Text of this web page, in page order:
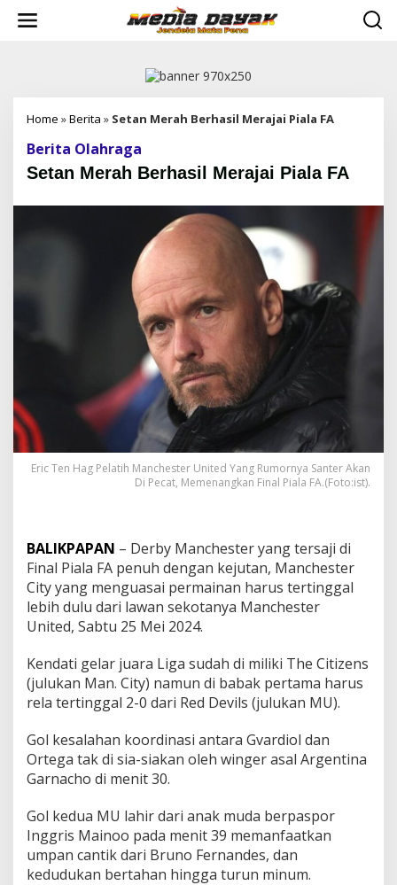
Home »Berita » Setan Merah Berhasil Merajai Piala FA
Berita Olahraga
Setan Merah Berhasil Merajai Piala FA
Eric Ten Hag Pelatih Manchester United Yang Rumornya Santer Akan
Di Pecat, Memenangkan Final Piala FA.(Foto:ist).
BALIKPAPAN – Derby Manchester yang tersaji di
Final Piala FA penuh dengan kejutan, Manchester
City yang menguasai permainan harus tertinggal
lebih dulu dari lawan sekotanya Manchester
United, Sabtu 25 Mei 2024.
Kendati gelar juara Liga sudah di miliki The Citizens
(julukan Man. City) namun di babak pertama harus
rela tertinggal 2-0 dari Red Devils (julukan MU).
Gol kesalahan koordinasi antara Gvardiol dan
Ortega tak di sia-siakan oleh winger asal Argentina
Garnacho di menit 30.
Gol kedua MU lahir dari anak muda berpaspor
Inggris Mainoo pada menit 39 memanfaatkan
umpan cantik dari Bruno Fernandes, dan
kedudukan bertahan hingga turun minum.